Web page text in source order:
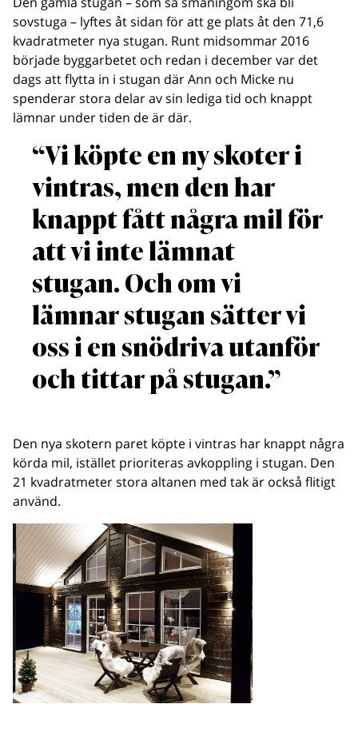
sovstuga – lyftes åt sidan för att ge plats åt den 71,6
kvadratmeter nya stugan. Runt midsommar 2016
började byggarbetet och redan i december var det
dags att flytta in i stugan där Ann och Micke nu
spenderar stora delar av sin lediga tid och knappt
lämnar under tiden de är där.
“Vi köpte en ny skoter i
vintras, men den har
knappt fått några mil för
att vi inte lämnat
stugan. Och om vi
lämnar stugan sätter vi
oss i en snödriva utanför
och tittar på stugan.”
Den nya skotern paret köpte i vintras har knappt några
körda mil, istället prioriteras avkoppling i stugan. Den
21 kvadratmeter stora altanen med tak är också flitigt
använd.